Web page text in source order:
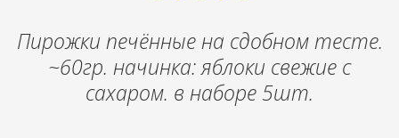
Пирожки печённые на сдобном тесте.
~60гр. начинка: яблоки свежие с
сахаром. в наборе 5шт.